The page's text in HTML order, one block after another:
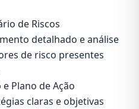
de Riscos
detalhado e análise
de risco presentes
Plano de Ação
claras e objetivas